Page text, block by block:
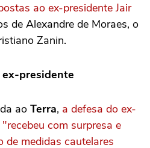
ao ex-presidente Jair
de Alexandre de Moraes, o
Zanin.
ex-presidente
ao Terra, a defesa do ex-
com surpresa e
de medidas cautelares